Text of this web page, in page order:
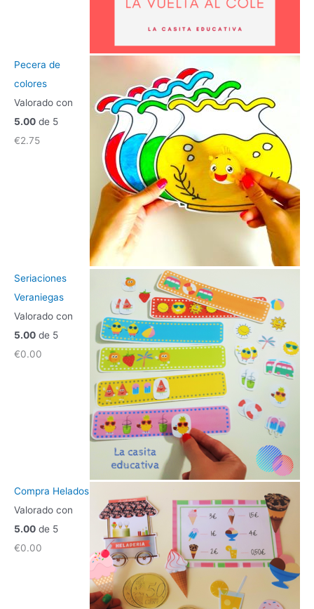
Pecera de
colores
Valorado con
5.00 de 5
€2.75
Seriaciones
Veraniegas
Valorado con
5.00 de 5
€0.00
Compra Helados
Valorado con
5.00 de 5
€0.00